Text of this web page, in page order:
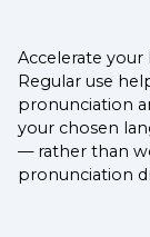
Accelerate
Regular use
pronunciation
your chosen
— rather than
pronunciation